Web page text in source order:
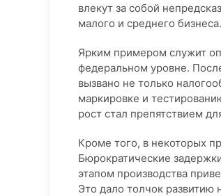
влекут за собой
малого и среднего бизнеса.
Ярким примером служит
федеральном уровне.
вызвано не только
маркировке и
рост стал препятствием
Кроме того, в некоторых
Бюрократические
этапом производства
Это дало толчок развитию